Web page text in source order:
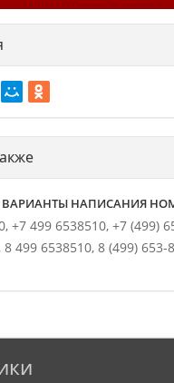
НАПИСАНИЯ
+7 499 6538510, +7 (499)
8 499 6538510, 8 (499) 653-